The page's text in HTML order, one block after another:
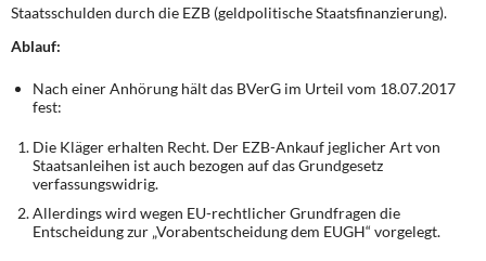
Staatsschulden durch die EZB (geldpolitische Staatsfinanzierung).
Ablauf:
Nach einer Anhörung hält das BVerG im Urteil vom 18.07.2017
fest:
Die Kläger erhalten Recht. Der EZB-Ankauf jeglicher Art von
Staatsanleihen ist auch bezogen auf das Grundgesetz
verfassungswidrig.
Allerdings wird wegen EU-rechtlicher Grundfragen die
Entscheidung zur „Vorabentscheidung dem EUGH“ vorgelegt.